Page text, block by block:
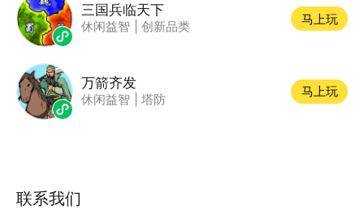
三国兵临天下
休闲益智 创新品类
马上玩
万箭齐发
休闲益智 塔防
马上玩
联系我们